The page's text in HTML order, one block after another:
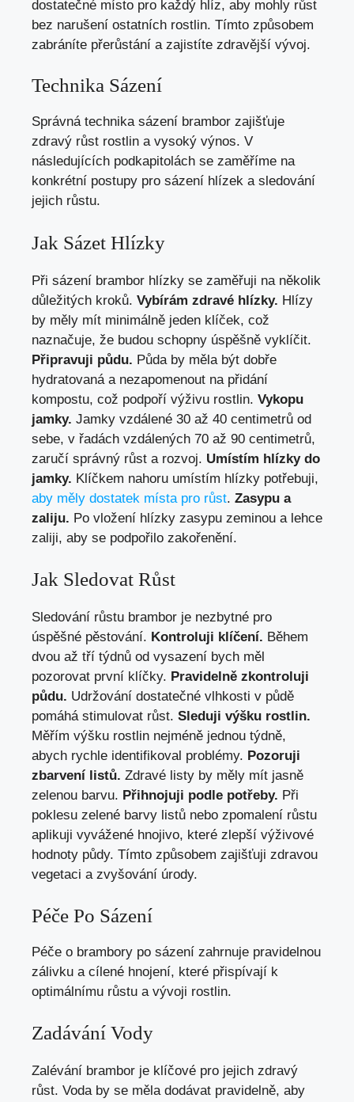
dostatečné místo pro každý hlíz, aby mohly růst
bez narušení ostatních rostlin. Tímto způsobem
zabráníte přerůstání a zajistíte zdravější vývoj.
Technika Sázení
Správná technika sázení brambor zajišťuje
zdravý růst rostlin a vysoký výnos. V
následujících podkapitolách se zaměříme na
konkrétní postupy pro sázení hlízek a sledování
jejich růstu.
Jak Sázet Hlízky
Při sázení brambor hlízky se zaměřuji na několik
důležitých kroků. Vybírám zdravé hlízky. Hlízy
by měly mít minimálně jeden klíček, což
naznačuje, že budou schopny úspěšně vyklíčit.
Připravuji půdu. Půda by měla být dobře
hydratovaná a nezapomenout na přidání
kompostu, což podpoří výživu rostlin. Vykopu
jamky. Jamky vzdálené 30 až 40 centimetrů od
sebe, v řadách vzdálených 70 až 90 centimetrů,
zaručí správný růst a rozvoj. Umístím hlízky do
jamky. Klíčkem nahoru umístím hlízky potřebuji,
aby měly dostatek místa pro růst. Zasypu a
zaliju. Po vložení hlízky zasypu zeminou a lehce
zaliji, aby se podpořilo zakořenění.
Jak Sledovat Růst
Sledování růstu brambor je nezbytné pro
úspěšné pěstování. Kontroluji klíčení. Během
dvou až tří týdnů od vysazení bych měl
pozorovat první klíčky. Pravidelně zkontroluji
půdu. Udržování dostatečné vlhkosti v půdě
pomáhá stimulovat růst. Sleduji výšku rostlin.
Měřím výšku rostlin nejméně jednou týdně,
abych rychle identifikoval problémy. Pozoruji
zbarvení listů. Zdravé listy by měly mít jasně
zelenou barvu. Přihnojuji podle potřeby. Při
poklesu zelené barvy listů nebo zpomalení růstu
aplikuji vyvážené hnojivo, které zlepší výživové
hodnoty půdy. Tímto způsobem zajišťuji zdravou
vegetaci a zvyšování úrody.
Péče Po Sázení
Péče o brambory po sázení zahrnuje pravidelnou
zálivku a cílené hnojení, které přispívají k
optimálnímu růstu a vývoji rostlin.
Zadávání Vody
Zalévání brambor je klíčové pro jejich zdravý
růst. Voda by se měla dodávat pravidelně, aby